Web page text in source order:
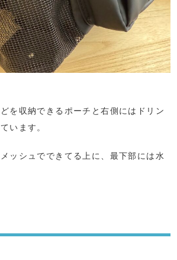
を収納できるポーチと右側にはドリン
います。
ッシュでできてる上に、最下部には水